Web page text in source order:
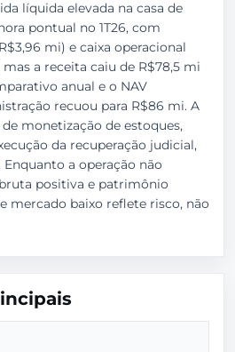
líquida elevada na casa de
pontual no 1T26, com
mi) e caixa operacional
a receita caiu de R$78,5 mi
anual e o NAV
recuou para R$86 mi. A
monetização de estoques,
da recuperação judicial,
a operação não
positiva e patrimônio
mercado baixo reflete risco, não